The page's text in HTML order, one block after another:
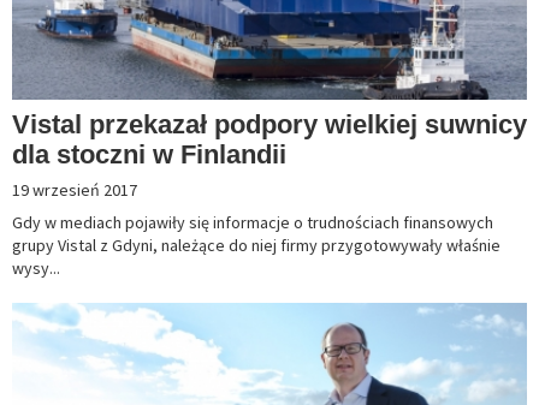
Vistal przekazał podpory wielkiej suwnicy
dla stoczni w Finlandii
19 wrzesień 2017
Gdy w mediach pojawiły się informacje o trudnościach finansowych
grupy Vistal z Gdyni, należące do niej firmy przygotowywały właśnie
wysy...